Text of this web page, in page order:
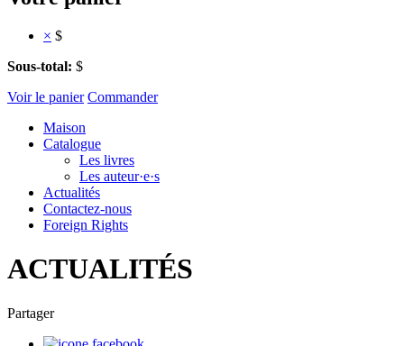
× $
Sous-total: $
Voir le panier Commander
Maison
Catalogue
Les livres
Les auteur·e·s
Actualités
Contactez-nous
Foreign Rights
ACTUALITÉS
Partager